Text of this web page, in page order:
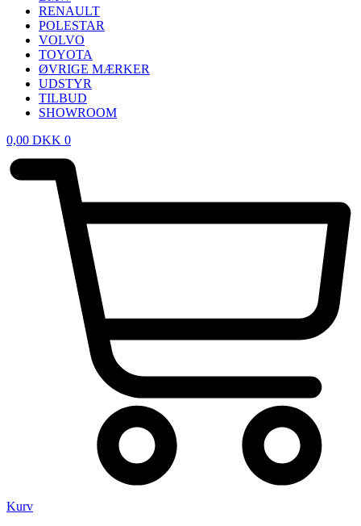
RENAULT
POLESTAR
VOLVO
TOYOTA
ØVRIGE MÆRKER
UDSTYR
TILBUD
SHOWROOM
0,00 DKK 0
Kurv